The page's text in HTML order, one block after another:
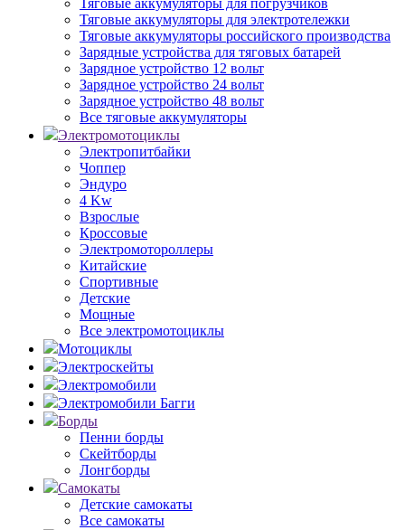
Тяговые аккумуляторы для погрузчиков
Тяговые аккумуляторы для электротележки
Тяговые аккумуляторы российского производства
Зарядные устройства для тяговых батарей
Зарядное устройство 12 вольт
Зарядное устройство 24 вольт
Зарядное устройство 48 вольт
Все тяговые аккумуляторы
Электромотоциклы
Электропитбайки
Чоппер
Эндуро
4 Kw
Взрослые
Кроссовые
Электромотороллеры
Китайские
Спортивные
Детские
Мощные
Все электромотоциклы
Мотоциклы
Электроскейты
Электромобили
Электромобили Багги
Борды
Пенни борды
Скейтборды
Лонгборды
Самокаты
Детские самокаты
Все самокаты